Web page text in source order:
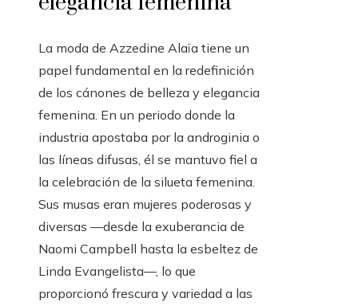
La moda de Azzedine Alaïa tiene un
papel fundamental en la redefinición
de los cánones de belleza y elegancia
femenina. En un periodo donde la
industria apostaba por la androginia o
las líneas difusas, él se mantuvo fiel a
la celebración de la silueta femenina.
Sus musas eran mujeres poderosas y
diversas —desde la exuberancia de
Naomi Campbell hasta la esbeltez de
Linda Evangelista—, lo que
proporcionó frescura y variedad a las